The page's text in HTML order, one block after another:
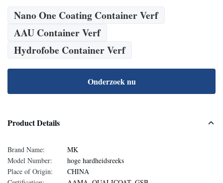
Nano One Coating Container Verf
AAU Container Verf
Hydrofobe Container Verf
Onderzoek nu
Product Details
Brand Name:
MK
Model Number:
hoge hardheidsreeks
Place of Origin:
CHINA